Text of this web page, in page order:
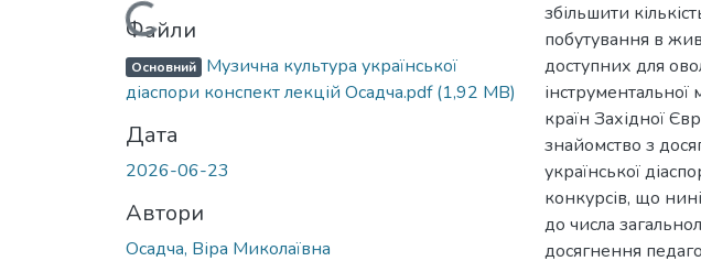
Вантажиться...
Файли
Основний Музична культура української
діаспори конспект лекцій Осадча.pdf(1,92 MB)
Дата
2026-06-23
Автори
Осадча, Віра Миколаївна
збільшити
побутування в
доступних для
країн Західної
знайомство з
української
конкурсів, що
до числа
досягнення